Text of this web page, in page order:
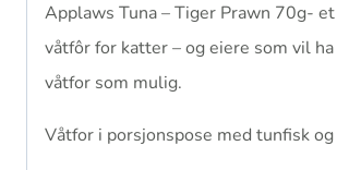
Applaws Tuna – Tiger Prawn 70g-
våtfôr for katter – og eiere som vil
våtfor som mulig.
Våtfor i porsjonspose med tunfisk og